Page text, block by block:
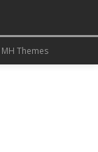
MH Themes